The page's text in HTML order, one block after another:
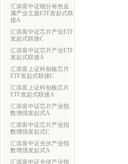
汇添富中证细分有色金
属产业主题ETF发起式联
接A
汇添富中证芯片产业ETF
发起式联接C
汇添富中证芯片产业ETF
发起式联接A
汇添富上证科创板芯片
ETF发起式联接C
汇添富上证科创板芯片
ETF发起式联接A
汇添富中证芯片产业指
数增强发起式A
汇添富中证芯片产业指
数增强发起式C
汇添富中证光伏产业指
数增强发起式A
汇添富中证光伏产业指